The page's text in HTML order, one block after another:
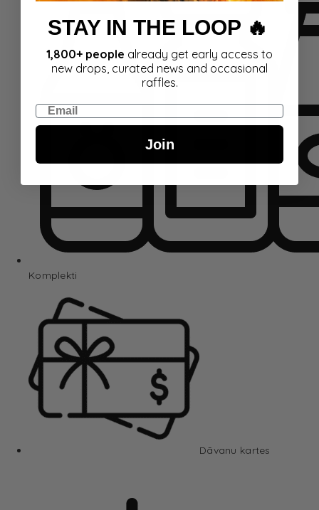
Komplekti
Dāvanu kartes
STAY IN THE LOOP 🔥
1,800+ people already get early access to
new drops, curated news and occasional
raffles.
Email
Join